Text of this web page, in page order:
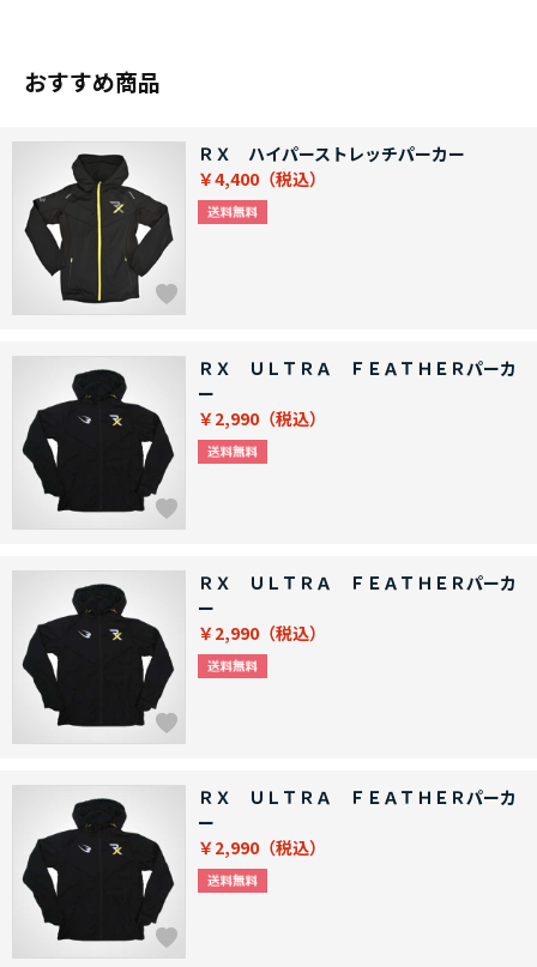
おすすめ商品
ＲＸ ハイパーストレッチパーカー
￥4,400
ＲＸ ＵＬＴＲＡ ＦＥＡＴＨＥＲパーカ
ー
￥2,990
ＲＸ ＵＬＴＲＡ ＦＥＡＴＨＥＲパーカ
ー
￥2,990
ＲＸ ＵＬＴＲＡ ＦＥＡＴＨＥＲパーカ
ー
￥2,990